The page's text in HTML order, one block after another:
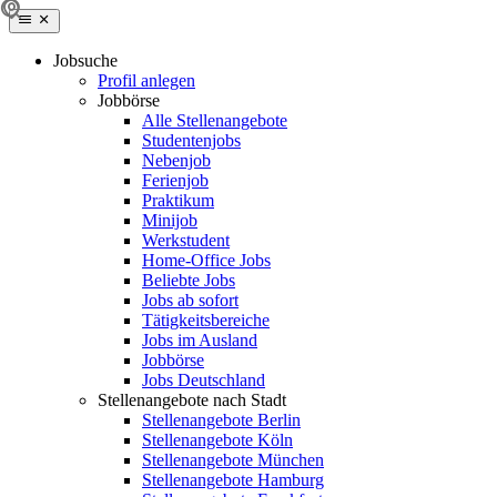
Jobsuche
Profil anlegen
Jobbörse
Alle Stellenangebote
Studentenjobs
Nebenjob
Ferienjob
Praktikum
Minijob
Werkstudent
Home-Office Jobs
Beliebte Jobs
Jobs ab sofort
Tätigkeitsbereiche
Jobs im Ausland
Jobbörse
Jobs Deutschland
Stellenangebote nach Stadt
Stellenangebote Berlin
Stellenangebote Köln
Stellenangebote München
Stellenangebote Hamburg